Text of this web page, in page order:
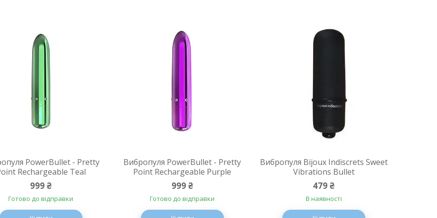
PowerBullet - Pretty
Rechargeable Teal
999 ₴
Готово до відправки
Вибропуля PowerBullet - Pretty
Point Rechargeable Purple
999 ₴
Готово до відправки
Вибропуля Bijoux Indiscrets Sweet
Vibrations Bullet
479 ₴
В наявності